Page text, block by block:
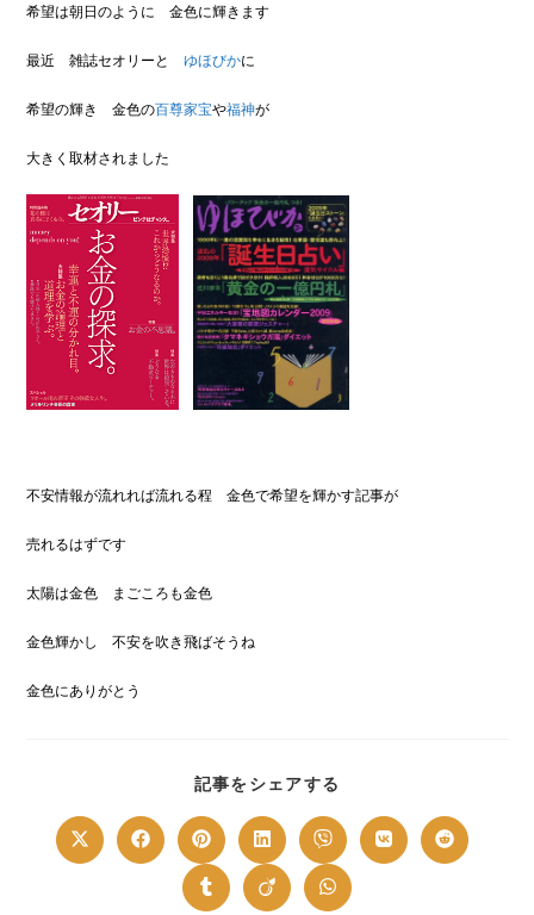
希望は朝日のように 金色に輝きます
最近 雑誌セオリーとゆほびかに
希望の輝き 金色の百尊家宝や福神が
大きく取材されました
不安情報が流れれば流れる程 金色で希望を輝かす記事が
売れるはずです
太陽は金色 まごころも金色
金色輝かし 不安を吹き飛ばそうね
金色にありがとう
記事をシェアする
CONTENT
Opens
in
Opens
in
window
Opens
in
a
new
window
Opens
in
a
new
window
Opens
in
a
new
window
Opens
in
Opens
in
Opens
in
Opens
in
Opens
in